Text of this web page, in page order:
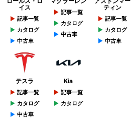
イス
記事一覧
カタログ
中古車
記事一覧
カタログ
中古車
ティン
記事一覧
カタログ
中古車
テスラ
記事一覧
カタログ
中古車
Kia
記事一覧
カタログ